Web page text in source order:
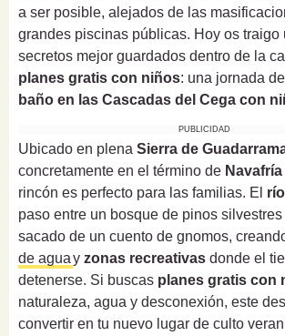
a ser posible, alejados de las
grandes piscinas públicas. Hoy os traigo
secretos mejor guardados dentro de la
planes gratis con niños: una jornada
baño en las Cascadas del Cega con
PUBLICIDAD
Ubicado en plena Sierra de
concretamente en el término de Navafría
rincón es perfecto para las familias. El
paso entre un bosque de pinos
sacado de un cuento de gnomos,
de aguay zonas recreativas donde el
detenerse. Si buscas planes gratis con
naturaleza, agua y desconexión, este
convertir en tu nuevo lugar de culto